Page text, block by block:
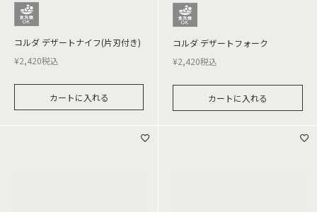
コルダ デザートナイフ(片刃付き)
¥2,420税込
カートに入れる
コルダ デザートフォーク
¥2,420税込
カートに入れる